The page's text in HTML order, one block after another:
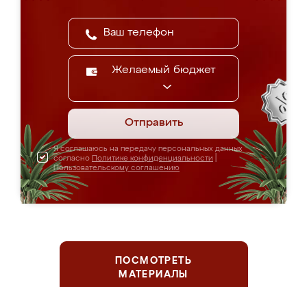
Желаемый бюджет
Отправить
Я соглашаюсь на передачу персональных данных
согласно Политике конфиденциальности
Пользовательскому соглашению
ПОСМОТРЕТЬ
МАТЕРИАЛЫ